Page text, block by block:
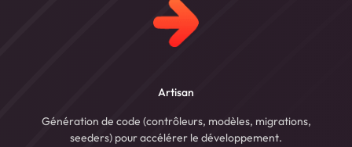
Artisan
Génération de code (contrôleurs, modèles, migrations,
seeders) pour accélérer le développement.